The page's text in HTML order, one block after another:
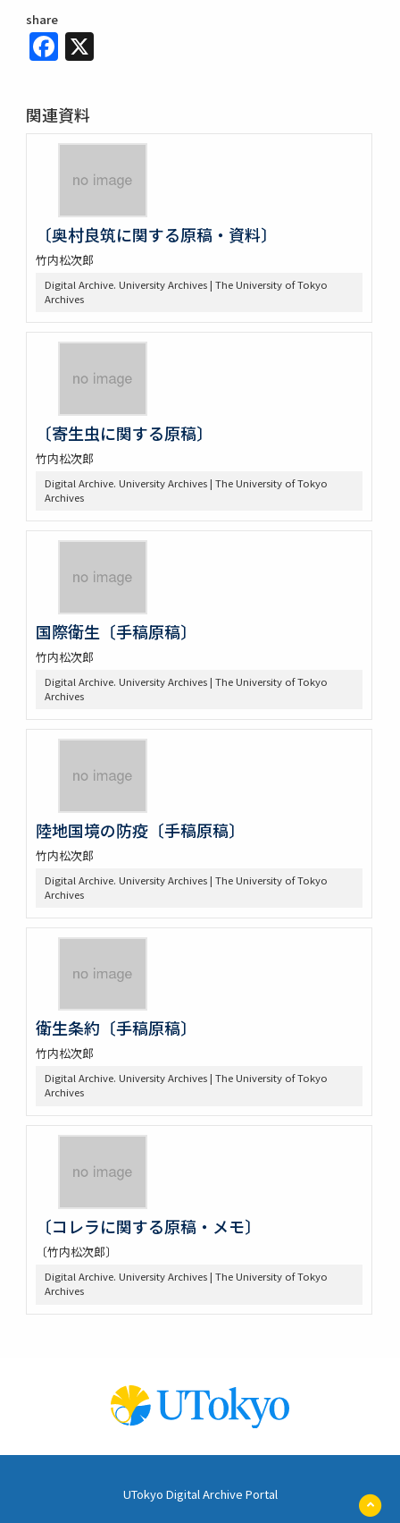
share
Facebook
関連資料
〔奥村良筑に関する原稿・資料〕
竹内松次郎
Digital Archive. University Archives | The University of Tokyo
Archives
〔寄生虫に関する原稿〕
竹内松次郎
Digital Archive. University Archives | The University of Tokyo
Archives
国際衛生〔手稿原稿〕
竹内松次郎
Digital Archive. University Archives | The University of Tokyo
Archives
陸地国境の防疫〔手稿原稿〕
竹内松次郎
Digital Archive. University Archives | The University of Tokyo
Archives
衛生条約〔手稿原稿〕
竹内松次郎
Digital Archive. University Archives | The University of Tokyo
Archives
〔コレラに関する原稿・メモ〕
〔竹内松次郎〕
Digital Archive. University Archives | The University of Tokyo
Archives
UTokyo Digital Archive Portal
ペ